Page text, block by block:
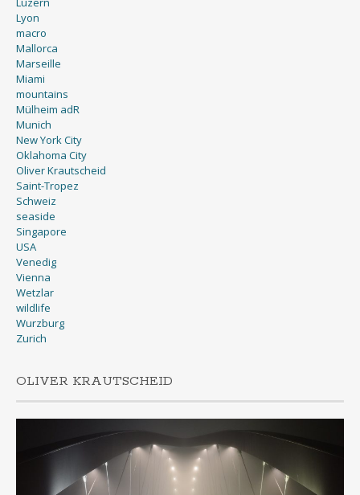
Lyon
macro
Mallorca
Marseille
Miami
mountains
Mülheim adR
Munich
New York City
Oklahoma City
Oliver Krautscheid
Saint-Tropez
Schweiz
seaside
Singapore
USA
Venedig
Vienna
Wetzlar
wildlife
Wurzburg
Zurich
OLIVER KRAUTSCHEID